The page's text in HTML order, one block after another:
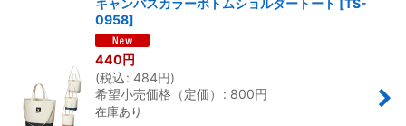
0958]
440円
(税込: 484円)
希望小売価格（定価）
: 800円
在庫あり